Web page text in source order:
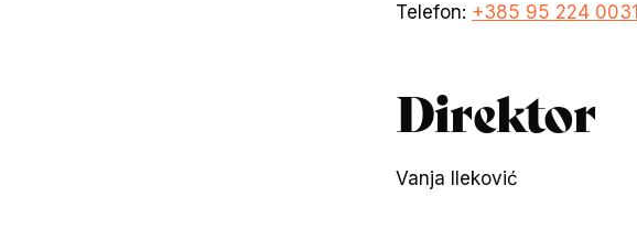
Telefon: +385 95 224 0031
Direktor
Vanja Ileković